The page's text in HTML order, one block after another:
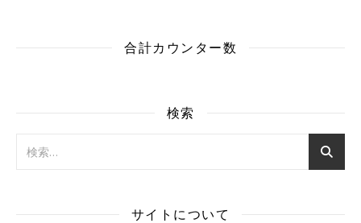
合計カウンター数
検索
サイトについて